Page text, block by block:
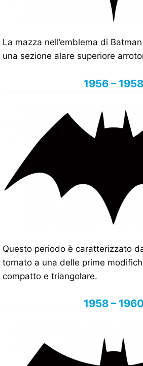
La mazza nell’emblema di
una sezione alare superiore
1956 – 1958
Questo periodo è caratterizzato
tornato a una delle prime
compatto e triangolare.
1958 – 1960